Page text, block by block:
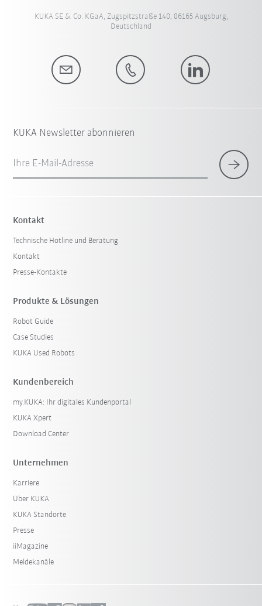
KUKA SE & Co. KGaA, Zugspitzstraße 140, 86165 Augsburg,
Deutschland
KUKA Newsletter abonnieren
Ihre E-Mail-Adresse
Kontakt
Technische Hotline und Beratung
Kontakt
Presse-Kontakte
Produkte & Lösungen
Robot Guide
Case Studies
KUKA Used Robots
Kundenbereich
my.KUKA: Ihr digitales Kundenportal
KUKA Xpert
Download Center
Unternehmen
Karriere
Über KUKA
KUKA Standorte
Presse
iiMagazine
Meldekanäle